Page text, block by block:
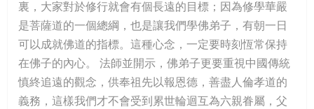
裏，大家對於修行就會有個長遠的目標；因為修學華嚴
是菩薩道的一個總綱，也是讓我們學佛弟子，有朝一日
可以成就佛道的指標。這種心念，一定要時刻恆常保持
在佛子的內心。 法師並開示，佛弟子更要重視中國傳統
慎終追遠的觀念，供奉祖先以報恩德，善盡人倫孝道的
義務，這樣我們才不會受到累世輪迴互為六親眷屬，父